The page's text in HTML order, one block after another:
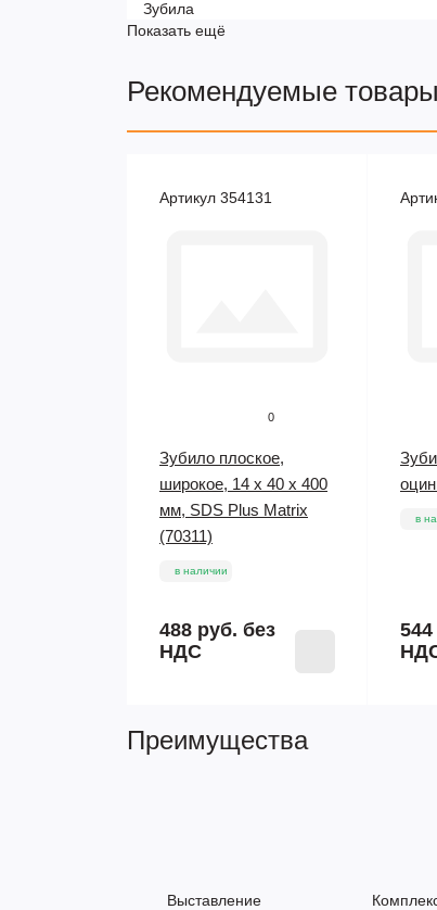
Зубила
Показать ещё
Рекомендуемые товары
Артикул 354131
0
Зубило плоское,
широкое, 14 х 40 х 400
мм, SDS Plus Matrix
(70311)
в наличии
488 руб. без
НДС
в
Преимущества
Выставление